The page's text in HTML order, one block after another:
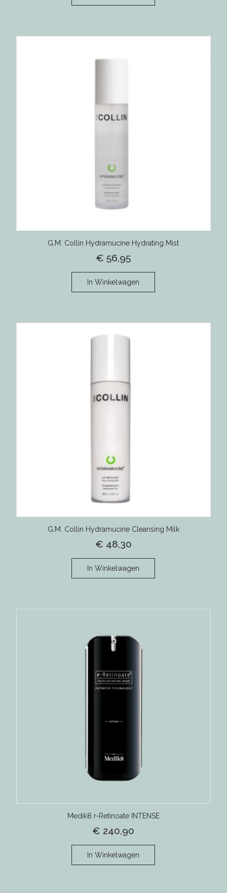
G.M. Collin Hydramucine Hydrating Mist
€ 56,95
In Winkelwagen
G.M. Collin Hydramucine Cleansing Milk
€ 48,30
In Winkelwagen
Medik8 r-Retinoate INTENSE
€ 240,90
In Winkelwagen